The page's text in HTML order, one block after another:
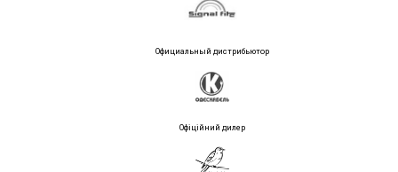
Официальный дистрибьютор
Офіційний дилер